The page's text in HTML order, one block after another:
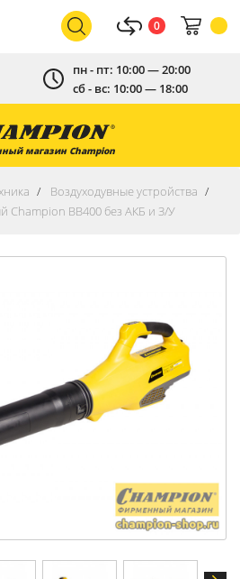
пн - пт: 10:00 — 20:00
сб - вс: 10:00 — 18:00
0
магазин Champion
Воздуходувные устройства
Champion BB400 без АКБ и З/У